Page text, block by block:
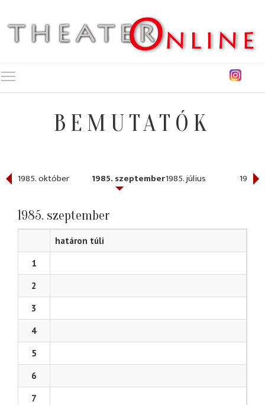
BEMUTATÓK
1985. október 1985. szeptember1985. július 1985.
1985. szeptember
határon túli
1
2
3
4
5
6
7